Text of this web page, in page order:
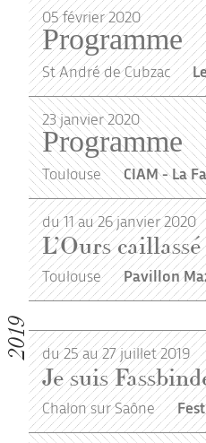
05février2020
Programme
St André de Cubzac
23janvier2020
Programme
Toulouse CIAM - La
du 11 au 26 janvier 2020
L’Ours caillassé
Toulouse Pavillon
2019 du 25 au 27 juillet 2019
Je suis
Chalon sur Saône